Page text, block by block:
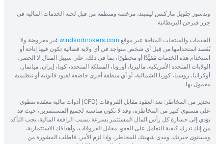
وندسور جلوبل ماركتس ليميتد، مرخصة ومنظمة من قبل لجنة الخدمات المالية في
جزر فيرجن البريطانية.
الخدمات والمنتجات المتاحة عبر موقع windsorbrokers.com غير معروضة ولا
يُقصد استخدامها من قِبل أي شخص متواجد في أي ولاية قضائية تكون فيها إتاحة أو
استخدام هذه الخدمات مُقيَّدًا أو محظورًا، بما في ذلك، على سبيل المثال لا الحصر،
الولايات المتحدة الأمريكية، ماليزيا، أوروبا، المملكة المتحدة، كوبا، إيران، ميانمار،
أوكرانيا، روسيا، كوريا الشمالية، أو أي منطقة أخرى خاضعة لقيود قانونية أو تنظيمية
معمول بها.
تحذير من المخاطر: تعد العقود مقابل الفروقات (CFD) أدوات مالية معقدة تنطوي
على مستوى كبير من المخاطرة، وقد لا تكون مناسبة لجميع المستثمرين، حيث قد
تؤدي إلى خسارة كل رأس المال المستثمر بسرعة بسبب الرافعة المالية. يجب التأكد
من إنك تدرك كيفية التعامل على العقود مقابل الفروقات، وأهدافك الاستثمارية،
ومستوى خبرتك، ومدى شهيتك للمخاطر، وإذا لزم الأمر، فاطلب المشورة من